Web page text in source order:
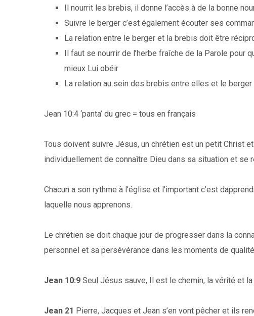
Il nourrit les brebis, il donne l’accès à de la bonne
Suivre le berger c’est également écouter ses
La relation entre le berger et la brebis doit être
Il faut se nourrir de l’herbe fraîche de la Parole pour
mieux Lui obéir
La relation au sein des brebis entre elles et le
Jean 10:4 ‘panta’ du grec = tous en français
Tous doivent suivre Jésus, un chrétien est un petit Christ
individuellement de connaître Dieu dans sa situation et se
Chacun a son rythme à l’église et l’important c’est
laquelle nous apprenons.
Le chrétien se doit chaque jour de progresser dans la
personnel et sa persévérance dans les moments de
Jean 10:9 Seul Jésus sauve, Il est le chemin, la vérité et la
Jean 21 Pierre, Jacques et Jean s’en vont pêcher et ils